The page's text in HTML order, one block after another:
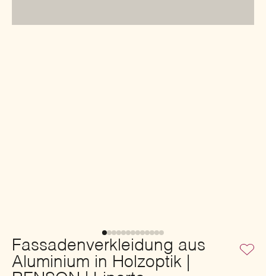
Fassadenverkleidung aus
Aluminium in Holzoptik |